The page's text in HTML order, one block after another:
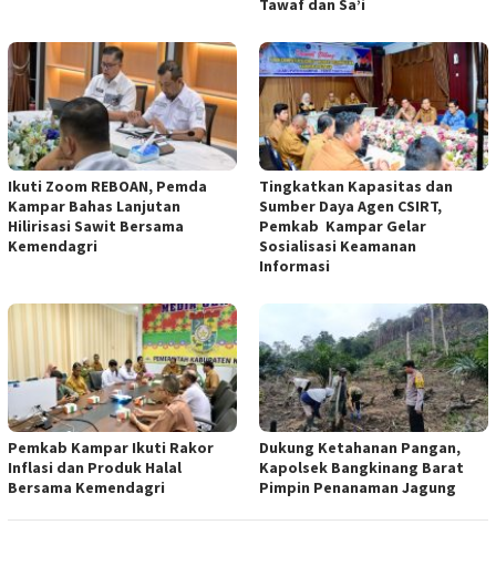
Tawaf dan Sa’i
Ikuti Zoom REBOAN, Pemda
Kampar Bahas Lanjutan
Hilirisasi Sawit Bersama
Kemendagri
Tingkatkan Kapasitas dan
Sumber Daya Agen CSIRT,
Pemkab Kampar Gelar
Sosialisasi Keamanan
Informasi
Pemkab Kampar Ikuti Rakor
Inflasi dan Produk Halal
Bersama Kemendagri
Dukung Ketahanan Pangan,
Kapolsek Bangkinang Barat
Pimpin Penanaman Jagung